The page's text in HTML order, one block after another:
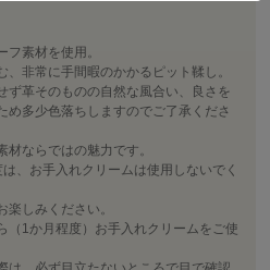
素材を使用。
非常に手間暇のかかるピット鞣し。
ず革そのものの自然な風合い、良さを
め多少色落ちしますのでご了承くださ
ならではの魅力です。
、お手入れクリームは使用しないでく
しみください。
（1か月程度）お手入れクリームをご使